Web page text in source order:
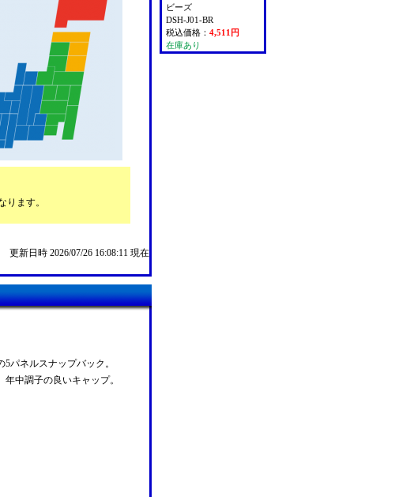
ます。
更新日時 2026/07/26 16:08:11 現在
パネルスナップバック。
中調子の良いキャップ。
ビーズ
DSH-J01-BR
税込価格： 4,511円
在庫あり